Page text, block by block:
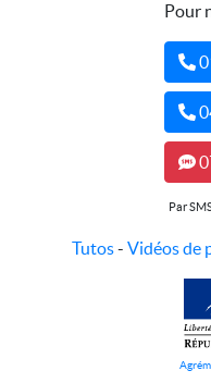
Pour
Par
Tutos- Vidéos de